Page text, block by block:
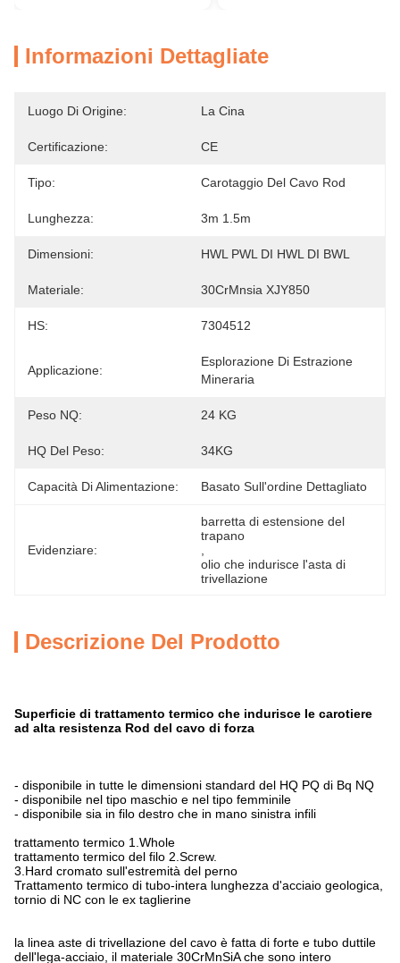
Informazioni Dettagliate
Luogo Di Origine: La Cina
Certificazione: CE
Tipo: Carotaggio Del Cavo Rod
Lunghezza: 3m 1.5m
Dimensioni: HWL PWL DI HWL DI BWL
Materiale: 30CrMnsia XJY850
HS: 7304512
Applicazione:
Esplorazione Di Estrazione
Mineraria
Peso NQ: 24 KG
HQ Del Peso: 34KG
Capacità Di Alimentazione: Basato Sull'ordine Dettagliato
Evidenziare:
barretta di estensione del
trapano
olio che indurisce l'asta di
trivellazione
Descrizione Del Prodotto
Superficie di trattamento termico che indurisce le carotiere
ad alta resistenza Rod del cavo di forza
- disponibile in tutte le dimensioni standard del HQ PQ di Bq NQ
- disponibile nel tipo maschio e nel tipo femminile
- disponibile sia in filo destro che in mano sinistra infili
trattamento termico 1.Whole
trattamento termico del filo 2.Screw.
3.Hard cromato sull'estremità del perno
Trattamento termico di tubo-intera lunghezza d'acciaio geologica,
tornio di NC con le ex taglierine
la linea aste di trivellazione del cavo è fatta di forte e tubo duttile
dell'lega-acciaio, il materiale 30CrMnSiA che sono intero